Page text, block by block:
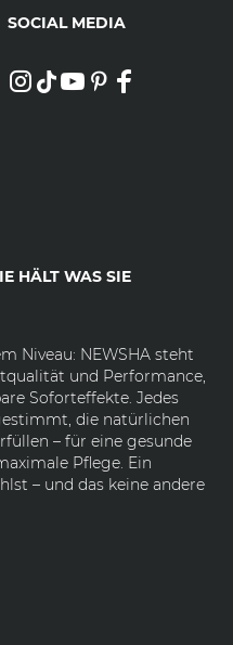
HÄLT WAS SIE
Niveau: NEWSHA steht
und Performance,
Soforteffekte. Jedes
die natürlichen
– für eine gesunde
Pflege. Ein
– und das keine andere
SOCIAL MEDIA